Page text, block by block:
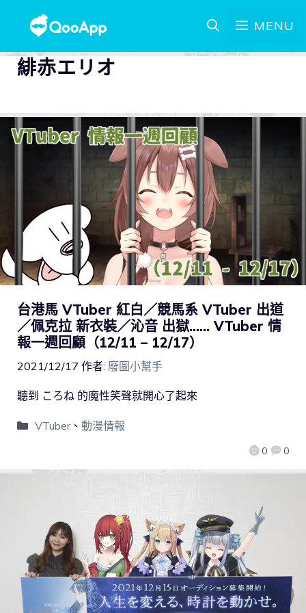
MENU
緋赤エリオ
台港馬 VTuber 紅白／競馬系 VTuber 出道
／佩克拉 新衣裝／沁音 出獄…… VTuber 情
報一週回顧（12/11 – 12/17）
2021/12/17 作者: 廢圖小幫手
0 0
聽到 ころね 的魔性笑聲就開心了起來
VTuber、 動漫情報